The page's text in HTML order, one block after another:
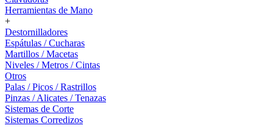
Herramientas de Mano
+
Destornilladores
Espátulas / Cucharas
Martillos / Macetas
Niveles / Metros / Cintas
Otros
Palas / Picos / Rastrillos
Pinzas / Alicates / Tenazas
Sistemas de Corte
Sistemas Corredizos